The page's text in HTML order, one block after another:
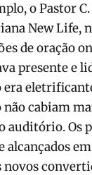
o Pastor
New Life,
de oração
presente e
era
não cabiam
auditório. Os
novos